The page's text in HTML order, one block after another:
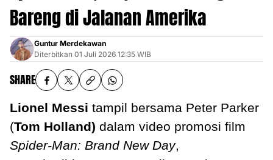
Bareng di Jalanan Amerika
Guntur Merdekawan
Diterbitkan 01 Juli 2026 12:35 WIB
SHARE
Lionel Messi tampil bersama Peter Parker
(Tom Holland) dalam video promosi film
Spider-Man: Brand New Day,